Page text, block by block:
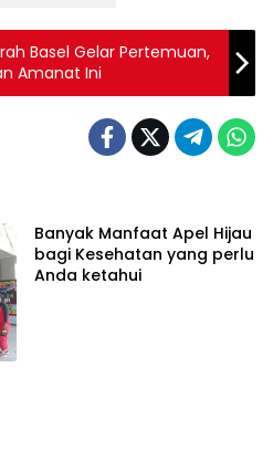
Basel Gelar Pertemuan,
Amanat Ini
Banyak Manfaat Apel Hijau
bagi Kesehatan yang perlu
Anda ketahui